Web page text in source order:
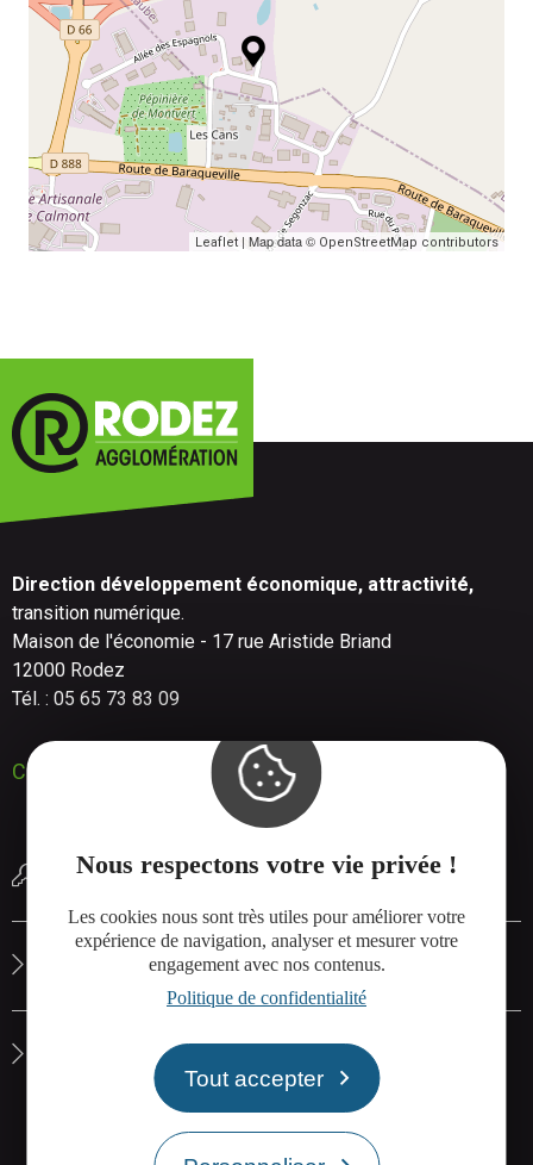
Nous respectons votre vie privée !
Les cookies nous sont très utiles pour améliorer votre
expérience de navigation, analyser et mesurer votre
engagement avec nos contenus.
Politique de confidentialité
Tout accepter
Leaflet | Map data © OpenStreetMap contributors
Direction développement économique, attractivité,
transition numérique.
Maison de l'économie - 17 rue Aristide Briand
12000 Rodez
Tél. : 05 65 73 83 09
Contactez-nous
Réserver une salle de réunion
Le site de Rodez Agglo
La carte interactive de Rodez Agglo